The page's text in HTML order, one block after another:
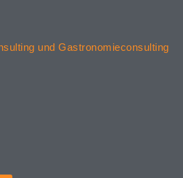
und Gastronomieconsulting